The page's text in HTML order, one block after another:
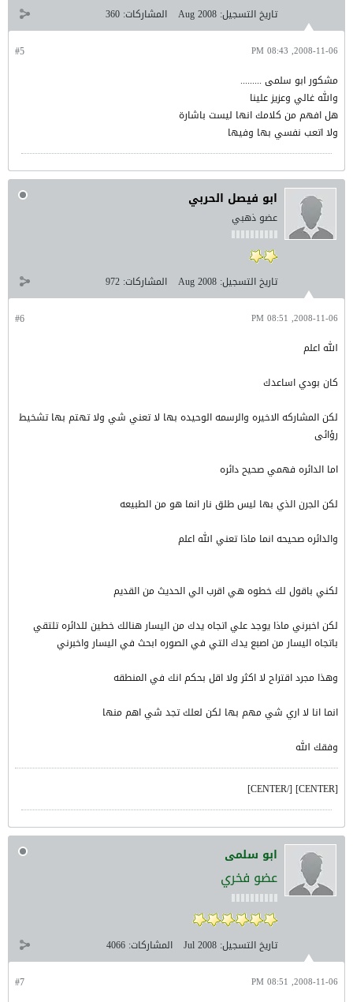
تاريخ التسجيل: Aug 2008 المشاركات: 360
#5 2008-11-06, 08:43 PM
مشكور ابو سلمى .........
والله غالي وعزيز علينا
هل افهم من كلامك انها ليست باشارة
ولا اتعب نفسي بها وفيها
ابو فيصل الحربي
عضو ذهبي
تاريخ التسجيل: Aug 2008 المشاركات: 972
#6 2008-11-06, 08:51 PM
الله اعلم
كان بودي اساعدك
لكن المشاركه الاخيره والرسمه الوحيده بها لا تعني شي ولا تهتم بها تشخيط
رؤائى
اما الدائره فهمي صحيح دائره
لكن الجرن الذي بها ليس طلق نار انما هو من الطبيعه
والدائره صحيحه انما ماذا تعني الله اعلم
لكني باقول لك خطوه هي اقرب الي الحديث من القديم
لكن اخبرني ماذا يوجد علي اتجاه يدك من اليسار هنالك خطين للدائره تلتقي
باتجاه اليسار من اصبع يدك التي في الصوره ابحث في اليسار واخبرني
وهذا مجرد اقتراح لا اكثر ولا اقل بحكم انك في المنطقه
انما انا لا اري شي مهم بها لكن لعلك تجد شي اهم منها
وفقك الله
[CENTER] [/CENTER]
ابو سلمى
عضو فخري
تاريخ التسجيل: Jul 2008 المشاركات: 4066
#7 2008-11-06, 08:51 PM